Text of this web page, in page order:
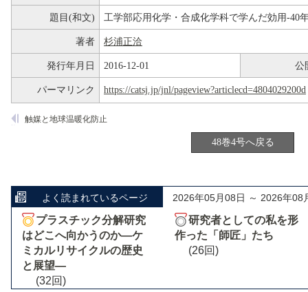
題目(和文) 工学部応用化学・合成化学科で学んだ効用-40
著者 杉浦正洽
発行年月日 2016-12-01 公
パーマリンク https://catsj.jp/jnl/pageview?articlecd=4804029200d
触媒と地球温暖化防止
48巻4号へ戻る
よく読まれているページ 2026年05月08日 ～ 2026年08
プラスチック分解研究
はどこへ向かうのか―ケ
ミカルリサイクルの歴史
と展望―
(32回)
研究者としての私を形
作った「師匠」たち
(26回)